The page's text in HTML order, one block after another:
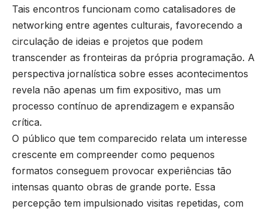
Tais encontros funcionam como catalisadores de
networking entre agentes culturais, favorecendo a
circulação de ideias e projetos que podem
transcender as fronteiras da própria programação. A
perspectiva jornalística sobre esses acontecimentos
revela não apenas um fim expositivo, mas um
processo contínuo de aprendizagem e expansão
crítica.
O público que tem comparecido relata um interesse
crescente em compreender como pequenos
formatos conseguem provocar experiências tão
intensas quanto obras de grande porte. Essa
percepção tem impulsionado visitas repetidas, com